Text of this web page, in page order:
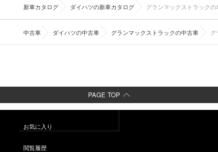
新車カタログ ダイハツの新車カタログ グランマックストラック
中古車 ダイハツの中古車 グランマックストラックの中古車 グ
PAGE TOP
お気に入り
閲覧履歴